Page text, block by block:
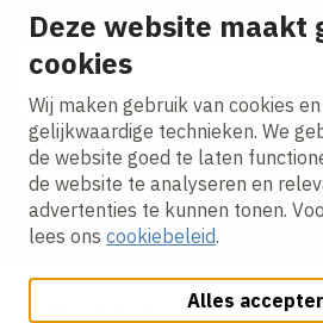
Deze website maakt
cookies
Wij maken gebruik van cookies
gelijkwaardige technieken. We
de website goed te laten
de website te analyseren en
advertenties te kunnen tonen.
lees ons cookiebeleid.
Alles
Ontvang onze nieuws alerts in
E-mailadres
Ik ga akkoord met hetprivacy
Cookies aanpassenCookie beleid